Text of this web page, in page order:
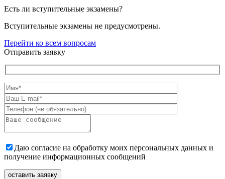
Есть ли вступительные экзамены?
Вступительные экзамены не предусмотрены.
Перейти ко всем вопросам
Отправить заявку
Даю согласие на обработку моих персональных данных и
получение информационных сообщений